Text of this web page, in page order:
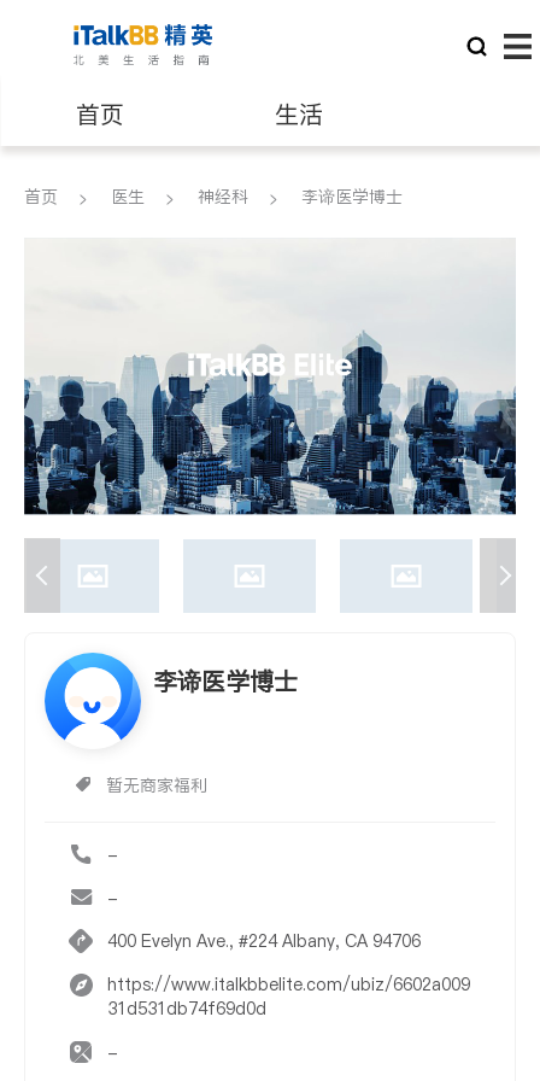
首页 生活
医生 律师
养老 非盈利组织
首页 医生 神经科 李谛医学博士
李谛医学博士
暂无商家福利
-
-
400 Evelyn Ave., #224 Albany, CA 94706
https://www.italkbbelite.com/ubiz/6602a009
31d531db74f69d0d
-